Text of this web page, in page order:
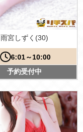
雨宮しずく(30)
6:01～10:00
予約受付中